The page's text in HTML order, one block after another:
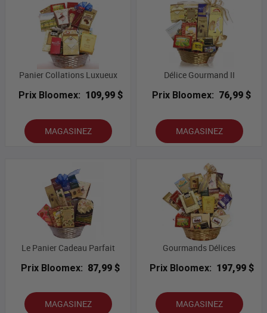
Panier Collations Luxueux
Prix Bloomex: 109,99 $
MAGASINEZ
Délice Gourmand II
Prix Bloomex: 76,99 $
MAGASINEZ
Le Panier Cadeau Parfait
Prix Bloomex: 87,99 $
MAGASINEZ
Gourmands Délices
Prix Bloomex: 197,99 $
MAGASINEZ